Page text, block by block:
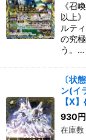
《召
以上
ルテ
の究
う。…
〔状
ン(イ
【X
930 円
在庫